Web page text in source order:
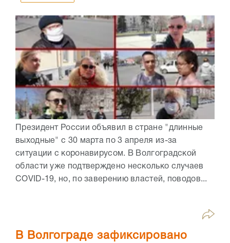
Президент России объявил в стране "длинные
выходные" с 30 марта по 3 апреля из-за
ситуации с коронавирусом. В Волгоградской
области уже подтверждено несколько случаев
COVID-19, но, по заверению властей, поводов...
В Волгограде зафиксировано